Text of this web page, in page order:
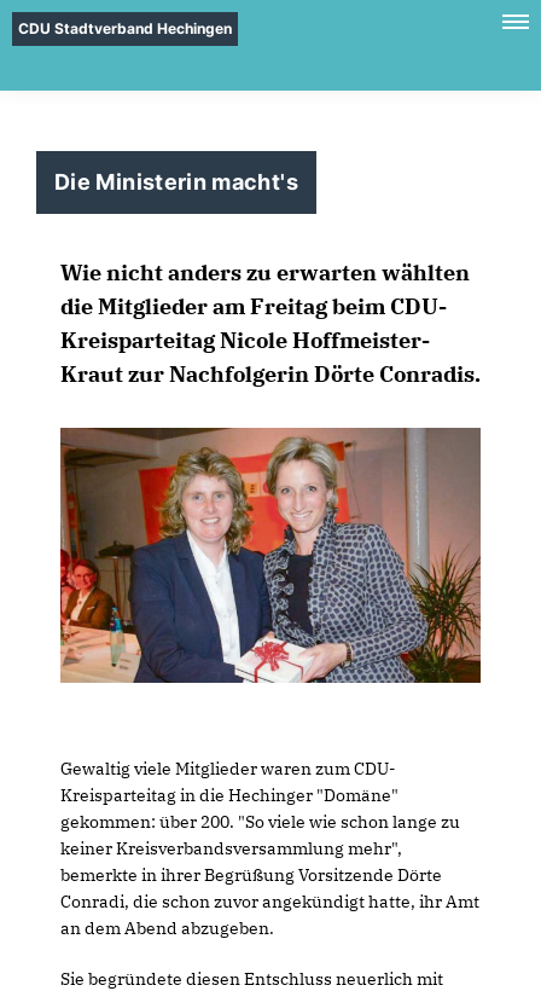
CDU Stadtverband Hechingen
Die Ministerin macht's
Wie nicht anders zu erwarten wählten
die Mitglieder am Freitag beim CDU-
Kreisparteitag Nicole Hoffmeister-
Kraut zur Nachfolgerin Dörte Conradis.
Gewaltig viele Mitglieder waren zum CDU-
Kreisparteitag in die Hechinger "Domäne"
gekommen: über 200. "So viele wie schon lange zu
keiner Kreisverbandsversammlung mehr",
bemerkte in ihrer Begrüßung Vorsitzende Dörte
Conradi, die schon zuvor angekündigt hatte, ihr Amt
an dem Abend abzugeben.
Sie begründete diesen Entschluss neuerlich mit